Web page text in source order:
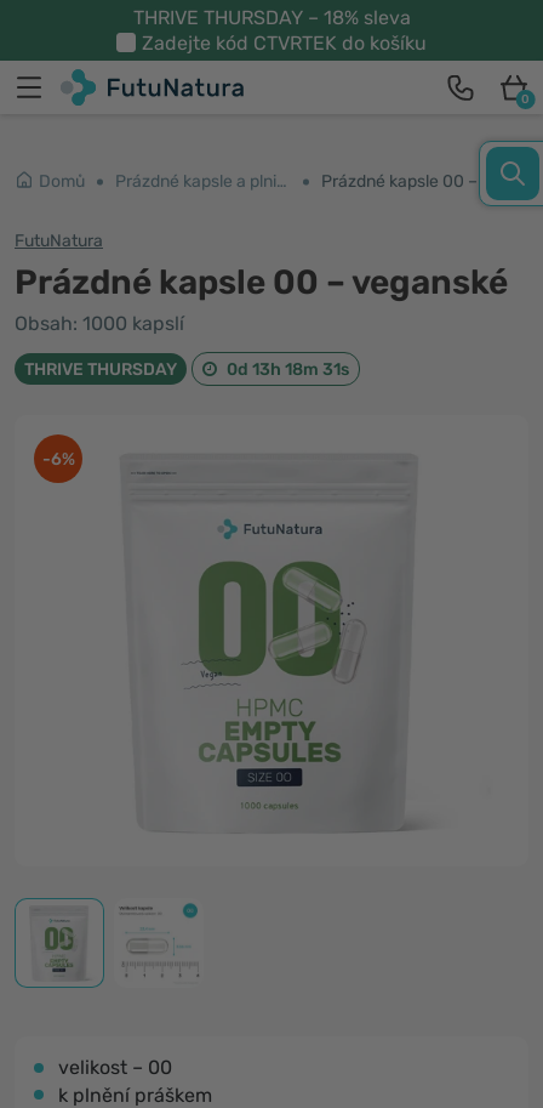
THRIVE THURSDAY – 18% sleva
Zadejte kód CTVRTEK do košíku
0
Domů Prázdné kapsle a plničky Prázdné kapsle 00 – veganské
FutuNatura
Prázdné kapsle 00 – veganské
Obsah: 1000 kapslí
THRIVE THURSDAY 0d 13h 18m 30s
-6%
velikost – 00
k plnění práškem